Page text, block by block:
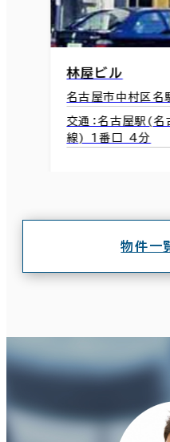
林屋ビル
名古屋市中村区
交通：名古屋駅(
線) 1番口 4分
物件一